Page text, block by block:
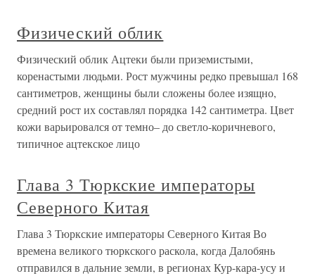
Физический облик
Физический облик Ацтеки были приземистыми,
коренастыми людьми. Рост мужчины редко превышал 168
сантиметров, женщины были сложены более изящно,
средний рост их составлял порядка 142 сантиметра. Цвет
кожи варьировался от темно– до светло-коричневого,
типичное ацтекское лицо
Глава 3 Тюркские императоры
Северного Китая
Глава 3 Тюркские императоры Северного Китая Во
времена великого тюркского раскола, когда Далобянь
отправился в дальние земли, в регионах Кур-кара-усу и